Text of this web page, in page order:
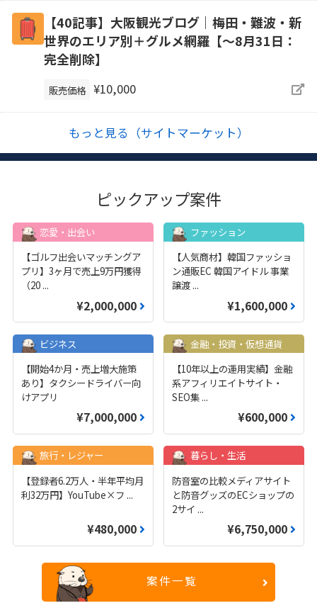
【40記事】大阪観光ブログ｜梅田・難波・新
世界のエリア別＋グルメ網羅【～8月31日：
完全削除】
販売価格 ¥10,000
もっと見る（サイトマーケット）
ピックアップ案件
恋愛・出会い
【ゴルフ出会いマッチングア
プリ】3ヶ月で売上9万円獲得
（20 ...
¥2,000,000
ファッション
【人気商材】韓国ファッショ
ン通販EC 韓国アイドル 事業
譲渡 ...
¥1,600,000
ビジネス
【開始4か月・売上増大施策
あり】タクシードライバー向
けアプリ
¥7,000,000
金融・投資・仮想通貨
【10年以上の運用実績】金融
系アフィリエイトサイト・
SEO集 ...
¥600,000
旅行・レジャー
【登録者6.2万人・半年平均月
利32万円】YouTube×フ ...
¥480,000
暮らし・生活
防音室の比較メディアサイト
と防音グッズのECショップの
2サイ ...
¥6,750,000
案件一覧